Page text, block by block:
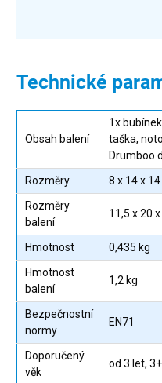
Technické
Obsah balení
1x
taška,
Drumboo
Rozměry
8 x 14 x
Rozměry
balení
11,5 x 20
Hmotnost
0,435 kg
Hmotnost
balení
1,2 kg
Bezpečnostní
normy
EN71
Doporučený
věk
od 3 let, 3+